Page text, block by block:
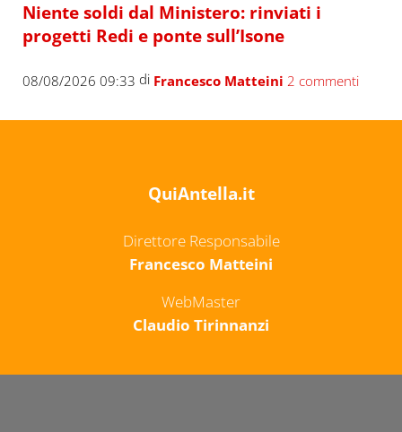
Niente soldi dal Ministero: rinviati i
progetti Redi e ponte sull’Isone
08/08/2026 09:33 di Francesco Matteini 2 commenti
QuiAntella.it
Direttore Responsabile
Francesco Matteini
WebMaster
Claudio Tirinnanzi